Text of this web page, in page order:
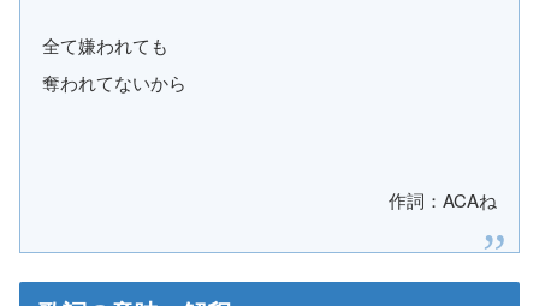
全て嫌われても
奪われてないから
作詞：ACAね